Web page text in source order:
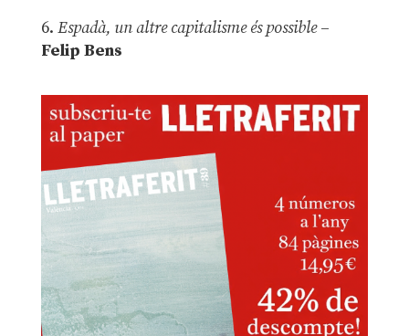
6. Espadà, un altre capitalisme és possible –
Felip Bens